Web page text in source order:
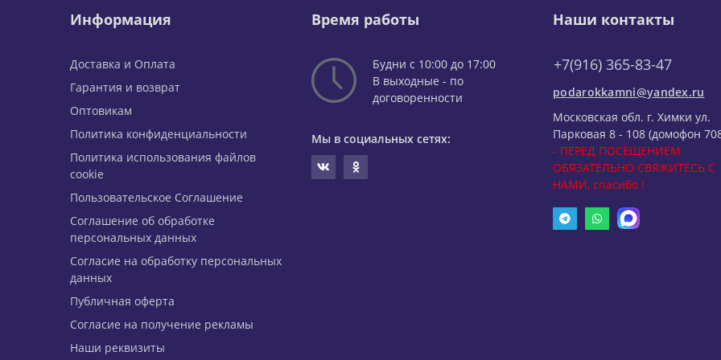
Информация
Доставка и Оплата
Гарантия и возврат
Оптовикам
Политика конфиденциальности
Политика использования файлов
cookie
Пользовательское Соглашение
Соглашение об обработке
персональных данных
Согласие на обработку персональных
данных
Публичная оферта
Согласие на получение рекламы
Наши реквизиты
Время работы
Будни с 10:00 до 17:00
В выходные - по
договоренности
Мы в социальных сетях:
Наши контакты
+7(916) 365-83-47
podarokkamni@yandex.ru
Московская обл. г. Химки ул.
Парковая 8 - 108 (домофон
- ПЕРЕД ПОСЕЩЕНИЕМ
ОБЯЗАТЕЛЬНО СВЯЖИТЕСЬ С
НАМИ, спасибо !